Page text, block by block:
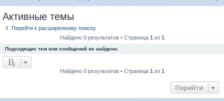
Активные темы
Перейти к расширенному поиску
Найдено 0 результатов • Страница 1 из 1
Подходящих тем или сообщений не найдено.
Найдено 0 результатов • Страница 1 из 1
Перейти